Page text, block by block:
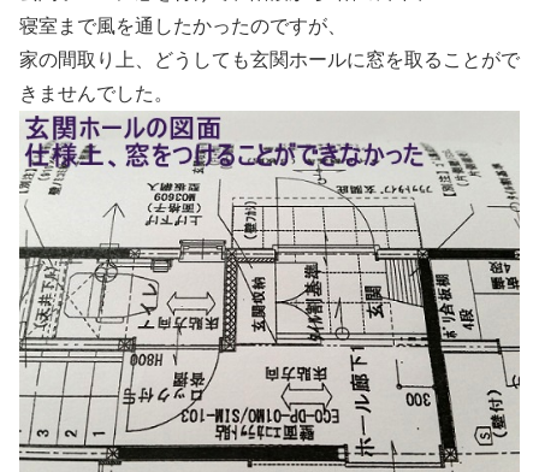
寝室まで風を通したかったのですが、
家の間取り上、どうしても玄関ホールに窓を取ることがで
きませんでした。